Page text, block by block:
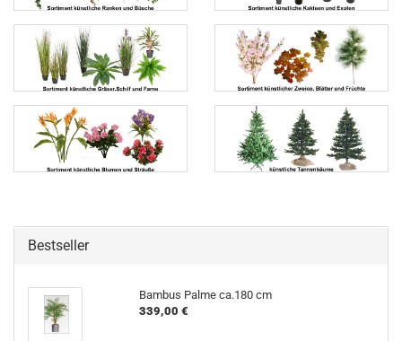
Bestseller
Bambus Palme ca.180 cm
339,00 €